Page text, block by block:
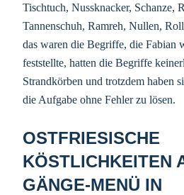
Tischtuch, Nussknacker, Schanze,
Tannenschuh, Ramreh, Nullen,
das waren die Begriffe, die Fabian
feststellte, hatten die Begriffe
Strandkörben und trotzdem haben
die Aufgabe ohne Fehler zu lösen.
OSTFRIESISCHE
KÖSTLICHKEITEN
GÄNGE-MENÜ IN